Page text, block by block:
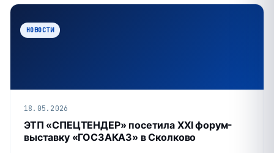
НОВОСТИ
18.05.2026
ЭТП «СПЕЦТЕНДЕР» посетила XXI форум-
выставку «ГОСЗАКАЗ» в Сколково